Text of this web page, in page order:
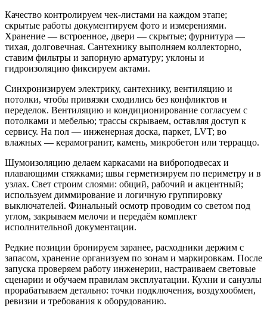
Качество контролируем чек‑листами на каждом этапе;
скрытые работы документируем фото и измерениями.
Хранение — встроенное, двери — скрытые; фурнитура —
тихая, долговечная. Сантехнику выполняем коллекторно,
ставим фильтры и запорную арматуру; уклоны и
гидроизоляцию фиксируем актами.
Синхронизируем электрику, сантехнику, вентиляцию и
потолки, чтобы привязки сходились без конфликтов и
переделок. Вентиляцию и кондиционирование согласуем с
потолками и мебелью; трассы скрываем, оставляя доступ к
сервису. На пол — инженерная доска, паркет, LVT; во
влажных — керамогранит, камень, микробетон или терраццо.
Шумоизоляцию делаем каркасами на виброподвесах и
плавающими стяжками; швы герметизируем по периметру и в
узлах. Свет строим слоями: общий, рабочий и акцентный;
используем диммирование и логичную группировку
выключателей. Финальный осмотр проводим со светом под
углом, закрываем мелочи и передаём комплект
исполнительной документации.
Редкие позиции бронируем заранее, расходники держим с
запасом, хранение организуем по зонам и маркировкам. После
запуска проверяем работу инженерии, настраиваем световые
сценарии и обучаем правилам эксплуатации. Кухни и санузлы
прорабатываем детально: точки подключения, воздухообмен,
ревизии и требования к оборудованию.